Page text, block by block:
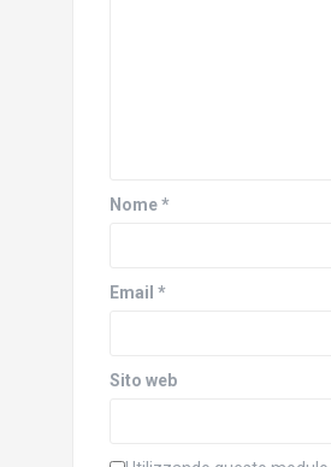
)
Nome*
Email *
Sito web